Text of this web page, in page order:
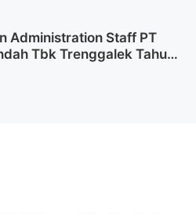
Administration Staff PT
Tbk Trenggalek Tahun